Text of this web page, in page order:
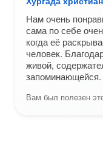
Нам очень
сама по себе
когда её
человек.
живой,
Вам был полезен